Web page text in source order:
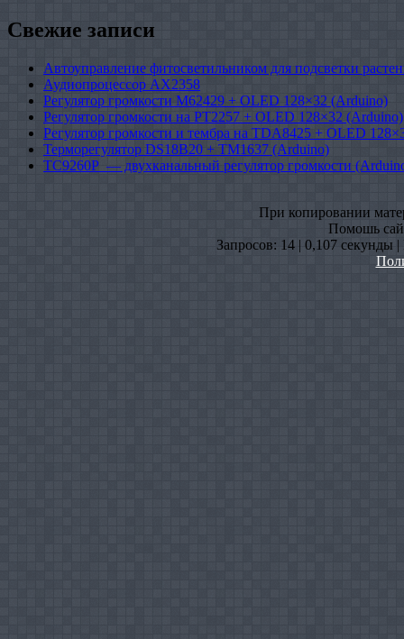
Свежие записи
Автоуправление фитосветильником для подсветки
Аудиопроцессор AX2358
Регулятор громкости M62429 + OLED 128×32 (Arduino)
Регулятор громкости на PT2257 + OLED 128×32 (Arduino)
Регулятор громкости и тембра на TDA8425 + OLED
Терморегулятор DS18B20 + TM1637 (Arduino)
TC9260P — двухканальный регулятор громкости
При копировании
Помошь
Запросов: 14 | 0,107 секунды